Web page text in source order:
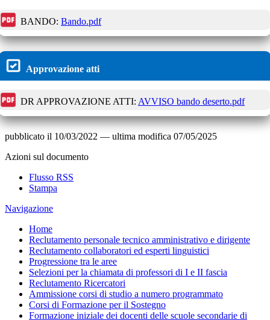
BANDO: Bando.pdf
Approvazione atti
DR APPROVAZIONE ATTI: AVVISO bando deserto.pdf
pubblicato il 10/03/2022 — ultima modifica 07/05/2025
Azioni sul documento
Flusso RSS
Stampa
Navigazione
Home
Reclutamento personale tecnico amministrativo e dirigente
Reclutamento collaboratori ed esperti linguistici
Progressione tra le aree
Selezioni per la chiamata di professori di I e II fascia
Reclutamento Ricercatori
Ammissione corsi di studio a numero programmato
Corsi di Formazione per il Sostegno
Formazione iniziale dei docenti delle scuole secondarie di